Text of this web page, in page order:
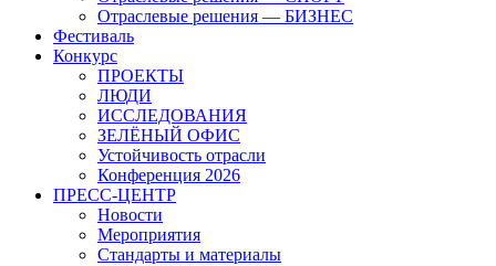
Отраслевые решения — БИЗНЕС
Фестиваль
Конкурс
ПРОЕКТЫ
ЛЮДИ
ИССЛЕДОВАНИЯ
ЗЕЛЁНЫЙ ОФИС
Устойчивость отрасли
Конференция 2026
ПРЕСС-ЦЕНТР
Новости
Мероприятия
Стандарты и материалы